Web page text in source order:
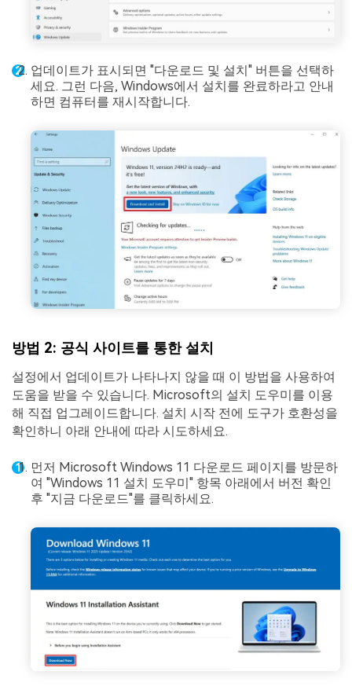
업데이트가 표시되면 "다운로드 및 설치" 버튼을 선택하
세요. 그런 다음, Windows에서 설치를 완료하라고 안내
하면 컴퓨터를 재시작합니다.
방법 2: 공식 사이트를 통한 설치
설정에서 업데이트가 나타나지 않을 때 이 방법을 사용하여
도움을 받을 수 있습니다. Microsoft의 설치 도우미를 이용
해 직접 업그레이드합니다. 설치 시작 전에 도구가 호환성을
확인하니 아래 안내에 따라 시도하세요.
먼저 Microsoft Windows 11 다운로드 페이지를 방문하
여 "Windows 11 설치 도우미" 항목 아래에서 버전 확인
후 "지금 다운로드"를 클릭하세요.